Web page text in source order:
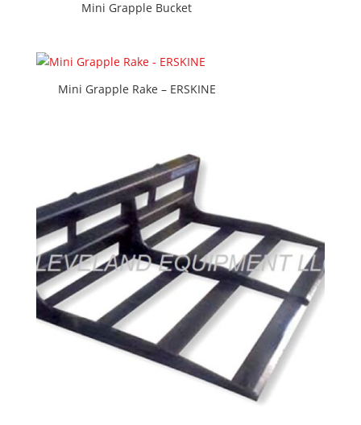
Mini Grapple Bucket
Mini Grapple Rake – ERSKINE